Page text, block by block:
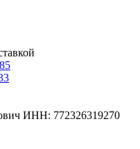
ИНН: 772326319270